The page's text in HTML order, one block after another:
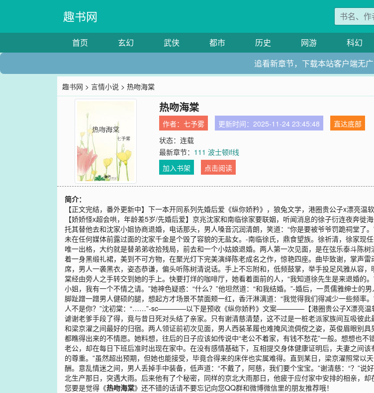
趣书网
首页 玄幻 武侠 都市 历史 网游 科幻
追看新章节，下载本站客户端无
趣书网 >言情小说 > 热吻海棠
热吻海棠
作者：七予雾 更新时间：2025-11-24 23:45:48
直达底部
状态：连载
最新章节： 111 波士顿if线
加入书架
点击阅读
简介：
【正文完结，番外更新中】下一本开同系列先婚后爱《纵你娇矜》，狼兔文学，港圈贵公子x漂
【娇娇怪x超会哄，年龄差5岁/先婚后爱】京兆沈家和南临徐家要联姻，听闻消息的徐子衍连夜奔徙
托其替他去和沈家小姐协商退婚，电话那头，男人嗓音沉润清朗，笑道：“你是要被爷爷罚跪祠堂了
未在任何媒体前露过面的沈家千金是个毁了容貌的无盐女。-南临徐氏，鼎食望族。徐祈清，徐家现
唯一出格，大约就是替弟弟收拾残局，前去和一个小姑娘退婚。两人第一次见面，是在弦乐泰斗陈
着一身黑缎礼裙，美到不可方物，在聚光灯下完美演绎陈老成名之作，惊艳四座。曲毕致谢，掌声
席，男人一袭黑衣，姿态恭谦，偏头听陈树清说话。手上不忘附和，低频鼓掌，举手投足风雅从容
棠经由旁人之手转交到她的手上。快要打烊的咖啡厅，她看着面前的人，“我知道徐先生是来退婚的
小姐，我有一个不情之请。”她神色疑惑：“什么？”他坦然道：“和我结婚。”-婚后，一贯儒雅绅士
脚趾蹭一蹭男人健硕的腿，想起方才场景不禁面颊一红，香汗淋漓道：“我觉得我们得减少一些频率
人不是你？”沈初棠：“……”-sc————以下是预收《纵你娇矜》文案————【港圈贵公子X漂亮温
谑谢老爹手段了得，竟与昔日死对头结了亲家。只有谢清慈清楚，这不过是一桩老派家族间互吸彼
和梁京濯之间最好的归宿。两人领证前初次见面，男人西装革履也难掩风流倜傥之姿，英俊眉眼别
都瞧得出来的不情愿。她料想，往后的日子应该如传说中“老公不着家，有钱不愁花”一般。想想也
老公，却在每日下班后准时出现在家中。在没有感情基础下，互相提交身体健康证明后，夫妻之间
的尊重。”虽然超出预期，但她也能接受，毕竟合得来的床伴也实属难得。直到某日，梁京濯照常
酬。意乱情迷之间，男人丢掉手中装备，低声道：“不戴了，阿慈，我们要个宝宝。”谢清慈：“？”
北生产那日，突遇大雨。后来他有了个秘密，同样的京北大雨那日，他疲于应付家中安排的相亲，
您要是觉得《热吻海棠》还不错的话请不要忘记向您QQ群和微博微信里的朋友推荐哦！